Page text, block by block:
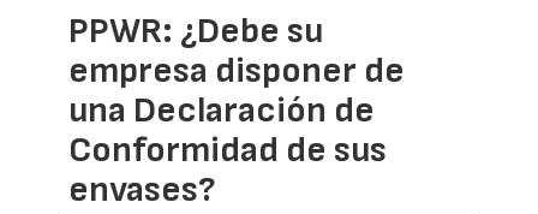
PPWR: ¿Debe su
empresa disponer de
una Declaración de
Conformidad de sus
envases?